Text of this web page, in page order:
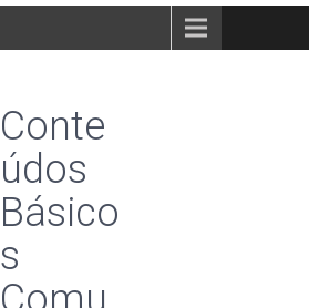
Conte
údos
Básico
s